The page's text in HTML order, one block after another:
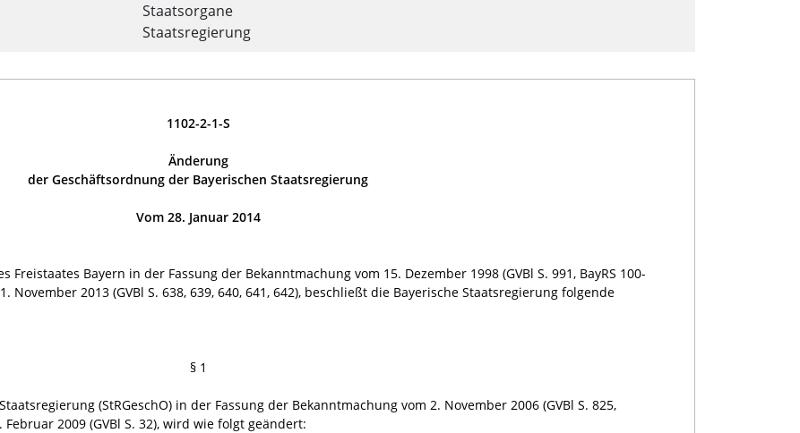
Staatsorgane
Staatsregierung
1102-2-1-S
Änderung
der Geschäftsordnung der Bayerischen Staatsregierung
Vom 28. Januar 2014
Bayern in der Fassung der Bekanntmachung vom 15. Dezember 1998 (GVBl S. 991, BayRS 100-
November 2013 (GVBl S. 638, 639, 640, 641, 642), beschließt die Bayerische Staatsregierung folgende
§ 1
(StRGeschO) in der Fassung der Bekanntmachung vom 2. November 2006 (GVBl S. 825,
2009 (GVBl S. 32), wird wie folgt geändert: